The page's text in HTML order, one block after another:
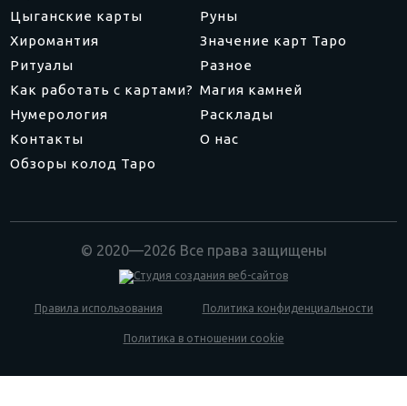
Цыганские карты
Руны
Хиромантия
Значение карт Таро
Ритуалы
Разное
Как работать с картами? Магия камней
Нумерология
Расклады
Контакты
О нас
Обзоры колод Таро
© 2020—2026 Все права защищены
Правила использования Политика конфиденциальности
Политика в отношении cookie